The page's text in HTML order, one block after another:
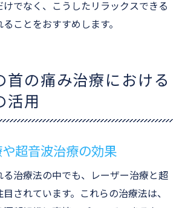
けでなく、こうしたリラックスできる
ことをおすすめします。
首の痛み治療における
活用
超音波治療の効果
る治療法の中でも、レーザー治療と超
されています。これらの治療法は、